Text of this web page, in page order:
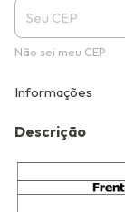
Não sei meu CEP
Informações
Descrição